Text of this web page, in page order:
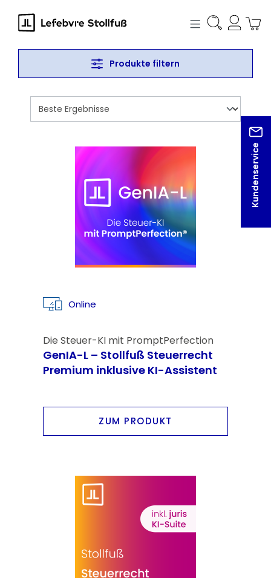
springen
Kundenservice
Produkte filtern
Online
Die Steuer-KI mit PromptPerfection
GenIA-L – Stollfuß Steuerrecht
Premium inklusive KI-Assistent
ZUM PRODUKT